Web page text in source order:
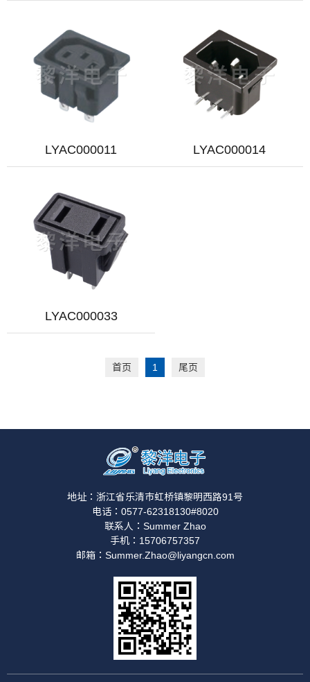
LYAC000011 LYAC000014
LYAC000033
首页 1 尾页
地址：浙江省乐清市虹桥镇黎明西路91号
电话：0577-62318130#8020
联系人：Summer Zhao
手机：15706757357
邮箱：Summer.Zhao@liyangcn.com